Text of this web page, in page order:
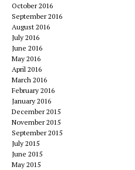
October 2016
September 2016
August 2016
July 2016
June 2016
May 2016
April 2016
March 2016
February 2016
January 2016
December 2015
November 2015
September 2015
July 2015
June 2015
May 2015